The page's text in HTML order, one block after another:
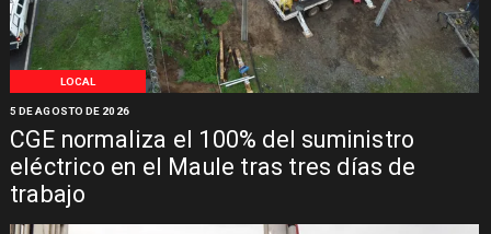
LOCAL
CGE normaliza el 100% del suministro
eléctrico en el Maule tras tres días de
trabajo
5 DE AGOSTO DE 2026